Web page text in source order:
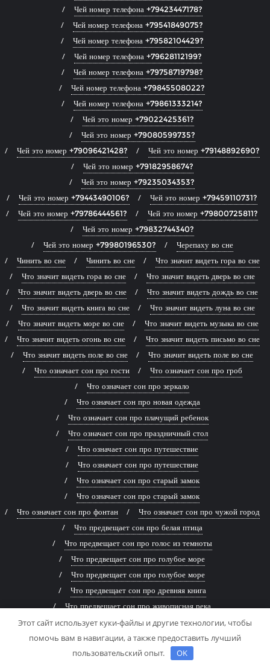
Чей номер телефона +79423447178?
Чей номер телефона +79541849075?
Чей номер телефона +79582104429?
Чей номер телефона +79628112199?
Чей номер телефона +79758719798?
Чей номер телефона +79845508022?
Чей номер телефона +79861333214?
Чей это номер +79022425361?
Чей это номер +79080599735?
Чей это номер +79096421428?
Чей это номер +79148892690?
Чей это номер +79182958674?
Чей это номер +79235034353?
Чей это номер +79443490106?
Чей это номер +79459110731?
Чей это номер +79786444561?
Чей это номер +79800725811?
Чей это номер +79832744340?
Чей это номер +79980196530?
Черепаху во сне
Чинить во сне
Чинить во сне
Что значит видеть гора во сне
Что значит видеть гора во сне
Что значит видеть дверь во сне
Что значит видеть дверь во сне
Что значит видеть дождь во сне
Что значит видеть книга во сне
Что значит видеть луна во сне
Что значит видеть море во сне
Что значит видеть музыка во сне
Что значит видеть огонь во сне
Что значит видеть письмо во сне
Что значит видеть поле во сне
Что значит видеть поле во сне
Что означает сон про гости
Что означает сон про гроб
Что означает сон про зеркало
Что означает сон про новая одежда
Что означает сон про плачущий ребенок
Что означает сон про праздничный стол
Что означает сон про путешествие
Что означает сон про путешествие
Что означает сон про старый замок
Что означает сон про старый замок
Что означает сон про фонтан
Что означает сон про чужой город
Что предвещает сон про белая птица
Что предвещает сон про голос из темноты
Что предвещает сон про голубое море
Что предвещает сон про голубое море
Что предвещает сон про древняя книга
Что предвещает сон про живописная река
Что предвещает сон про заброшенный дом
Что предвещает сон про заброшенный дом
Что предвещает сон про змей
Этот сайт использует куки-файлы и другие технологии, чтобы
помочь вам в навигации, а также предоставить лучший
пользовательский опыт.
OK